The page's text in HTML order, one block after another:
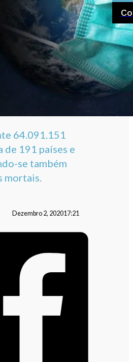
64.091.151
de 191 países e
se também
mortais.
Dezembro 2, 202017:21